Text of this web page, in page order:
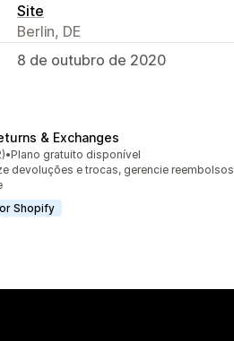
Site
Berlin, DE
8 de outubro de 2020
& Exchanges
ao todo
•Plano gratuito disponível
devoluções e trocas, gerencie reembolsos
Shopify